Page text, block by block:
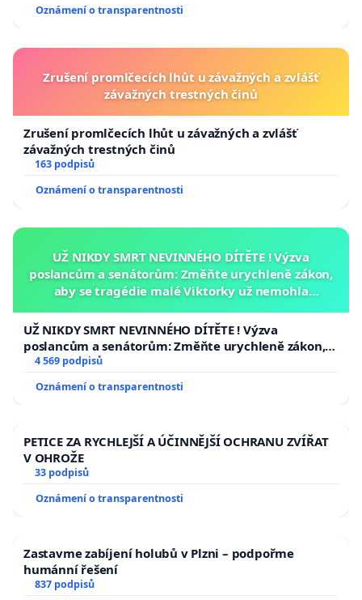
Oznámení o transparentnosti
Zrušení promlčecích lhůt u závažných a zvlášť
závažných trestných činů
Zrušení promlčecích lhůt u závažných a zvlášť
závažných trestných činů
163 podpisů
Oznámení o transparentnosti
UŽ NIKDY SMRT NEVINNÉHO DÍTĚTE ! Výzva
poslancům a senátorům: Změňte urychleně zákon,
aby se tragédie malé Viktorky už nemohla
UŽ NIKDY SMRT NEVINNÉHO DÍTĚTE ! Výzva
poslancům a senátorům: Změňte urychleně zákon,
aby se tragédie malé Viktorky už nemohla opakovat!
4 569 podpisů
Oznámení o transparentnosti
PETICE ZA RYCHLEJŠÍ A ÚČINNĚJŠÍ OCHRANU ZVÍŘAT
V OHROŽE
33 podpisů
Oznámení o transparentnosti
Zastavme zabíjení holubů v Plzni – podpořme
humánní řešení
837 podpisů